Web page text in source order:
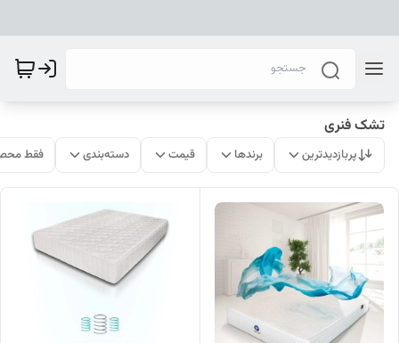
تشک فنری
پربازدیدترین برندها قیمت دسته‌بندی فقط